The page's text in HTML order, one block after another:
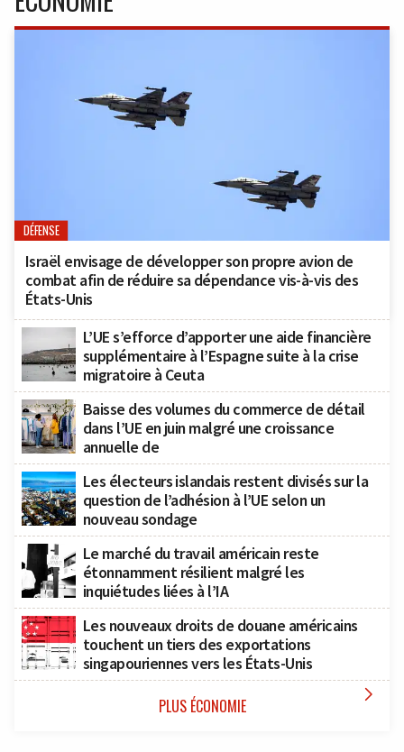
DÉFENSE
Israël envisage de développer son propre avion de
combat afin de réduire sa dépendance vis-à-vis des
États-Unis
L’UE s’efforce d’apporter une aide financière
supplémentaire à l’Espagne suite à la crise
migratoire à Ceuta
Baisse des volumes du commerce de détail
dans l’UE en juin malgré une croissance
annuelle de
Les électeurs islandais restent divisés sur la
question de l’adhésion à l’UE selon un
nouveau sondage
Le marché du travail américain reste
étonnamment résilient malgré les
inquiétudes liées à l’IA
Les nouveaux droits de douane américains
touchent un tiers des exportations
singapouriennes vers les États-Unis
PLUS ÉCONOMIE 